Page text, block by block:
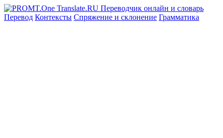
Перевод Контексты Спряжение и склонение Грамматика